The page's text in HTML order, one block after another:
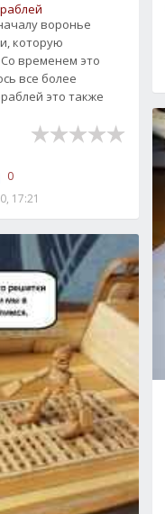
воронье
которую
временем это
все более
это также
0
17:21